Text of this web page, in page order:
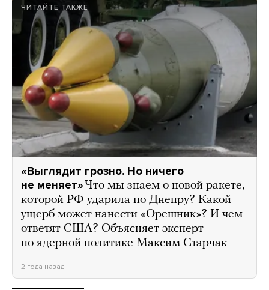
ЧИТАЙТЕ ТАКЖЕ
«Выглядит грозно. Но ничего
не меняет»Что мы знаем о новой ракете,
которой РФ ударила по Днепру? Какой
ущерб может нанести «Орешник»? И чем
ответят США? Объясняет эксперт
по ядерной политике Максим Старчак
2 года назад